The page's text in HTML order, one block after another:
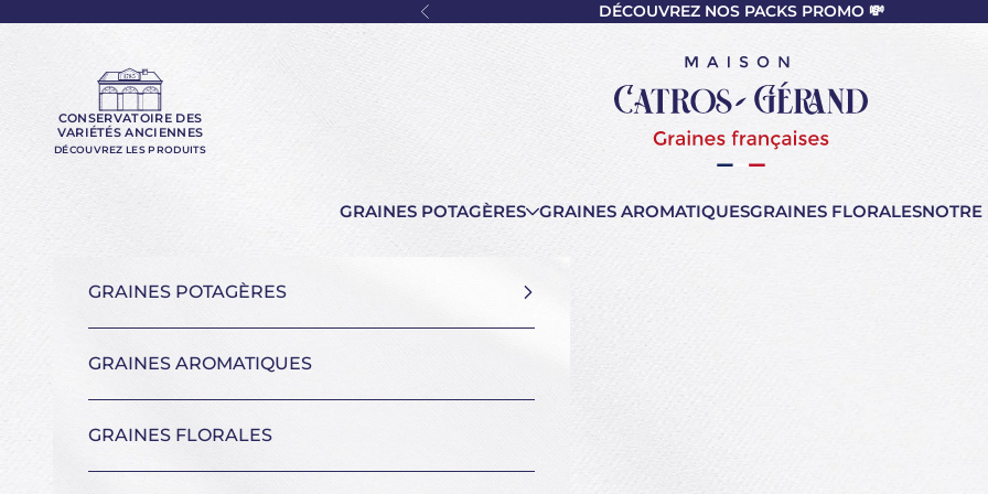
Précédent DÉCOUVREZ NOS PACKS PROMO 💸
Maison Catros-Gérand
CONSERVATOIRE DES
VARIÉTÉS ANCIENNES
DÉCOUVREZ LES PRODUITS
GRAINES POTAGÈRES GRAINES AROMATIQUESGRAINES FLORALESNOTRE
GRAINES POTAGÈRES
GRAINES AROMATIQUES
GRAINES FLORALES